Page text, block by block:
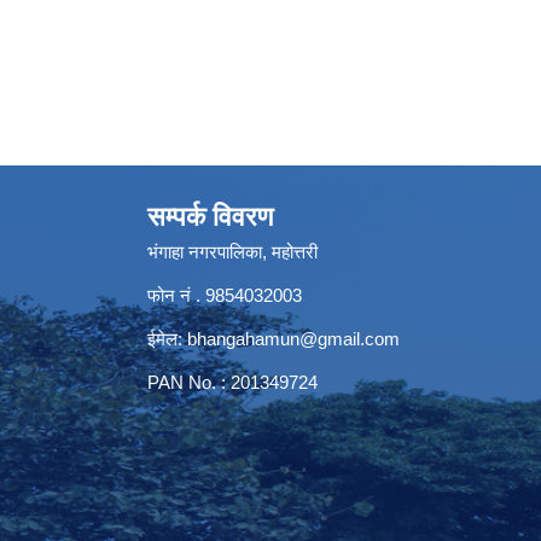
सम्पर्क विवरण
भंगाहा नगरपालिका, महोत्तरी
फोन नं . 9854032003
ईमेल:bhangahamun@gmail.com
PAN No. : 201349724